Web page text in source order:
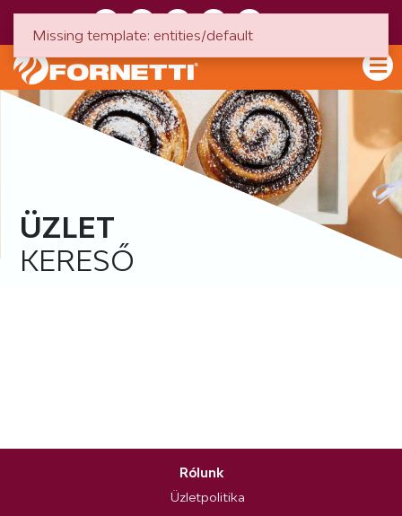
ÜZLET
KERESŐ
Rólunk
Üzletpolitika
Missing template: entities/default